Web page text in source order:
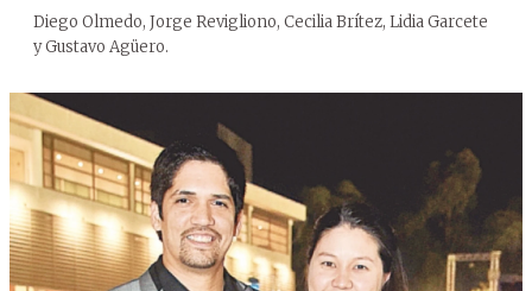
Diego Olmedo, Jorge Revigliono, Cecilia Brítez, Lidia Garcete
y Gustavo Agüero.